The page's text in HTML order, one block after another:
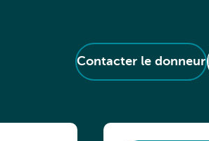
Contacter le donneur